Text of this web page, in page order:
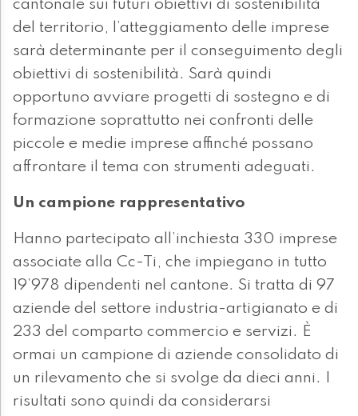
cantonale sui futuri obiettivi di sostenibilità
del territorio, l’atteggiamento delle imprese
sarà determinante per il conseguimento degli
obiettivi di sostenibilità. Sarà quindi
opportuno avviare progetti di sostegno e di
formazione soprattutto nei confronti delle
piccole e medie imprese affinché possano
affrontare il tema con strumenti adeguati.
Un campione rappresentativo
Hanno partecipato all’inchiesta 330 imprese
associate alla Cc-Ti, che impiegano in tutto
19’978 dipendenti nel cantone. Si tratta di 97
aziende del settore industria-artigianato e di
233 del comparto commercio e servizi. È
ormai un campione di aziende consolidato di
un rilevamento che si svolge da dieci anni. I
risultati sono quindi da considerarsi